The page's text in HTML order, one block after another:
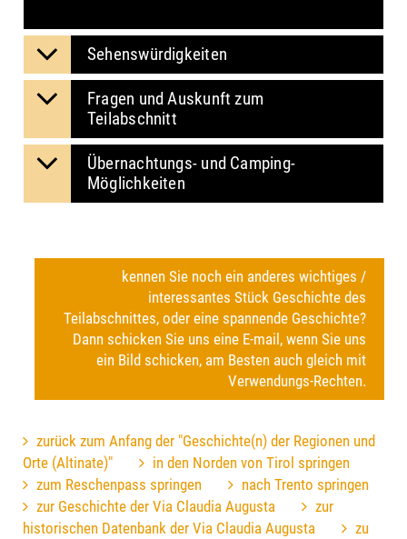
Sehenswürdigkeiten
Fragen und Auskunft zum
Teilabschnitt
Übernachtungs- und Camping-
Möglichkeiten
kennen Sie noch ein anderes wichtiges /
interessantes Stück Geschichte des
Teilabschnittes, oder eine spannende Geschichte?
Dann schicken Sie uns eine E-mail, wenn Sie uns
ein Bild schicken, am Besten auch gleich mit
Verwendungs-Rechten.
zurück zum Anfang der "Geschichte(n) der Regionen und
Orte (Altinate)"
in den Norden von Tirol springen
zum Reschenpass springen
nach Trento springen
zur Geschichte der Via Claudia Augusta
zur
historischen Datenbank der Via Claudia Augusta
zu